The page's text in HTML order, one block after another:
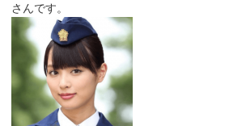
さんです。